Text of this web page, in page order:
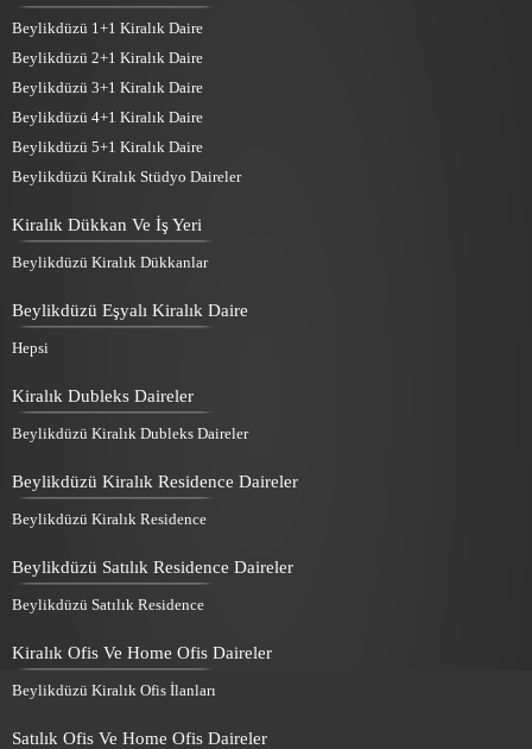
Beylikdüzü 1+1 Kiralık Daire
Beylikdüzü 2+1 Kiralık Daire
Beylikdüzü 3+1 Kiralık Daire
Beylikdüzü 4+1 Kiralık Daire
Beylikdüzü 5+1 Kiralık Daire
Beylikdüzü Kiralık Stüdyo Daireler
Kiralık Dükkan Ve İş Yeri
Beylikdüzü Kiralık Dükkanlar
Beylikdüzü Eşyalı Kiralık Daire
Hepsi
Kiralık Dubleks Daireler
Beylikdüzü Kiralık Dubleks Daireler
Beylikdüzü Kiralık Residence Daireler
Beylikdüzü Kiralık Residence
Beylikdüzü Satılık Residence Daireler
Beylikdüzü Satılık Residence
Kiralık Ofis Ve Home Ofis Daireler
Beylikdüzü Kiralık Ofis İlanları
Satılık Ofis Ve Home Ofis Daireler